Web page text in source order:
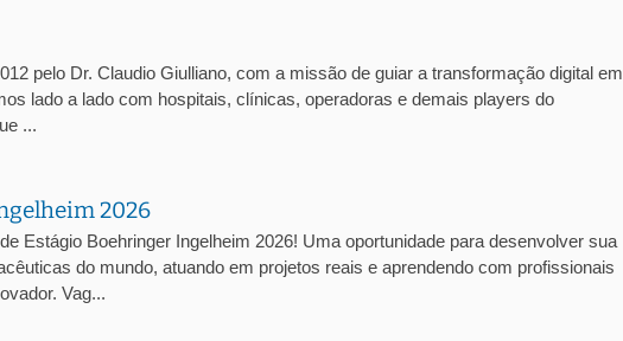
pelo Dr. Claudio Giulliano, com a missão de guiar a transformação digital em
lado a lado com hospitais, clínicas, operadoras e demais players do
...
2026
Estágio Boehringer Ingelheim 2026! Uma oportunidade para desenvolver sua
do mundo, atuando em projetos reais e aprendendo com profissionais
Vag...